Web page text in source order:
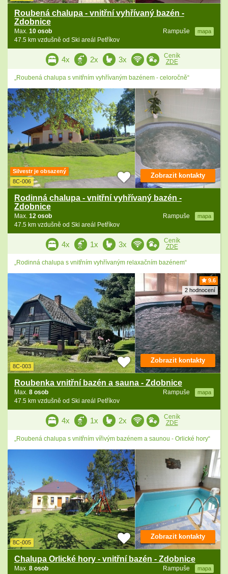
Roubená chalupa - vnitřní vyhřívaný bazén -
Zdobnice
Rampuše mapa
Max. 10 osob
47.5 km vzdušně od Ski areál Petříkov
4x 2x 3x
Ceník
ZDE
„Roubená chalupa s vnitřním vyhřívaným bazénem - celoročně“
Silvestr je obsazený
8C-006
Rodinná chalupa - vnitřní vyhřívaný bazén -
Zdobnice
Rampuše mapa
Max. 12 osob
47.5 km vzdušně od Ski areál Petříkov
Zobrazit kontakty
4x 1x 3x
Ceník
ZDE
„Rodinná chalupa s vnitřním vyhřívaným relaxačním bazénem“
9.6
2 hodnocení
8C-003
Roubenka vnitřní bazén a sauna - Zdobnice
Rampuše mapa
Max. 8 osob
47.5 km vzdušně od Ski areál Petříkov
Zobrazit kontakty
4x 1x 2x
Ceník
ZDE
„Roubená chalupa s vnitřním vířivým bazénem a saunou - Orlické hory“
8C-005
Chalupa Orlické hory - vnitřní bazén - Zdobnice
Rampuše mapa
Max. 8 osob
Zobrazit kontakty